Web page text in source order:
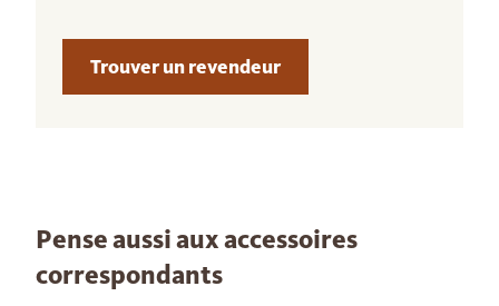
Trouver un revendeur
Pense aussi aux accessoires
correspondants